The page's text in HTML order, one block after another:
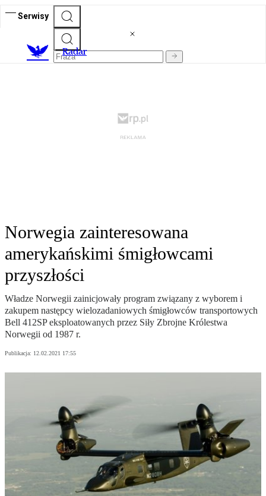
Serwisy
Radar
Norwegia zainteresowana
amerykańskimi śmigłowcami
przyszłości
Władze Norwegii zainicjowały program związany z wyborem i
zakupem następcy wielozadaniowych śmigłowców transportowych
Bell 412SP eksploatowanych przez Siły Zbrojne Królestwa
Norwegii od 1987 r.
Publikacja: 12.02.2021 17:55